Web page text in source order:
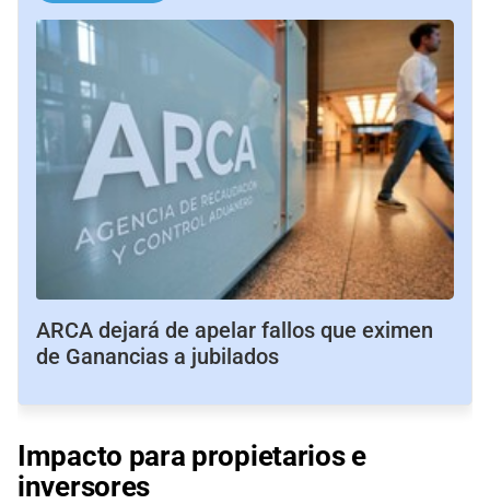
ARCA dejará de apelar fallos que eximen
de Ganancias a jubilados
Impacto para propietarios e
inversores